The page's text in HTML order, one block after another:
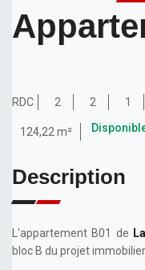
RDC 2 2 1
124,22 m²
Description
L'appartement B01 de
bloc B du projet